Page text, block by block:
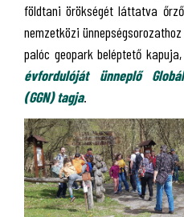
földtani örökségét láttatva
nemzetközi
palóc geopark beléptető
évfordulóját ünneplő
(GGN) tagja.